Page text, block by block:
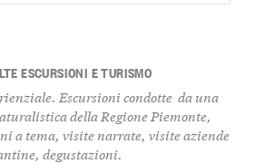
ESCURSIONI E TURISMO
Escursioni condotte da una
della Regione Piemonte,
a tema, visite narrate, visite aziende
degustazioni.